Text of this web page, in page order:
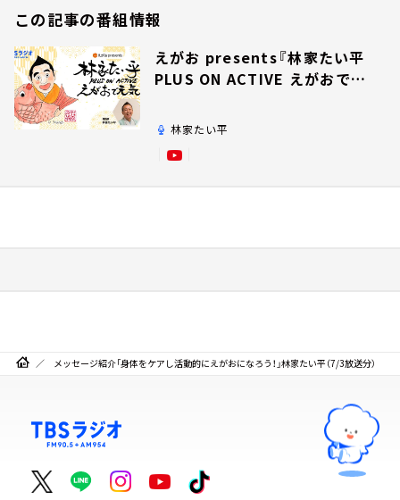
この記事の番組情報
えがお presents『林家たい平
PLUS ON ACTIVE えがおで元
林家たい平
メッセージ紹介「身体をケアし活動的にえがおになろう！」林家たい平（7/3放送分）